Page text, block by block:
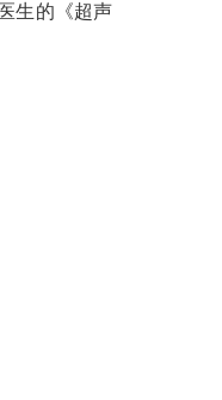
生的《超声